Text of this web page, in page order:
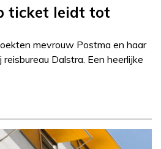
ticket leidt tot
mevrouw Postma en haar
Dalstra. Een heerlijke